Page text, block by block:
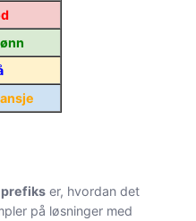
prefiks er, hvordan det
på løsninger med